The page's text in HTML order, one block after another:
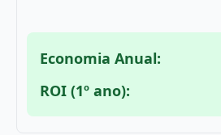
Economia Anual:
ROI (1º ano):